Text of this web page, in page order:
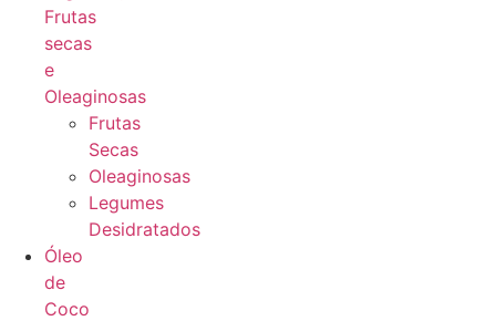
Frutas
secas
e
Oleaginosas
Frutas
Secas
Oleaginosas
Legumes
Desidratados
Óleo
de
Coco